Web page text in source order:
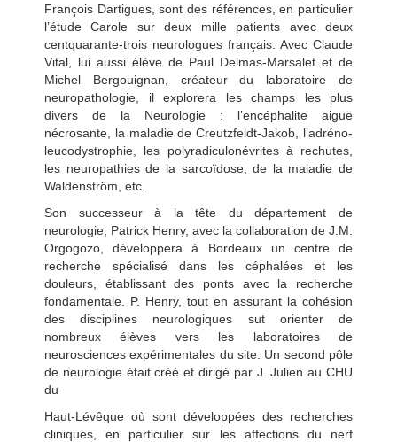
François Dartigues, sont des références, en particulier
l’étude Carole sur deux mille patients avec deux
centquarante-trois neurologues français. Avec Claude
Vital, lui aussi élève de Paul Delmas-Marsalet et de
Michel Bergouignan, créateur du laboratoire de
neuropathologie, il explorera les champs les plus
divers de la Neurologie : l’encéphalite aiguë
nécrosante, la maladie de Creutzfeldt-Jakob, l’adréno-
leucodystrophie, les polyradiculonévrites à rechutes,
les neuropathies de la sarcoïdose, de la maladie de
Waldenström, etc.
Son successeur à la tête du département de
neurologie, Patrick Henry, avec la collaboration de J.M.
Orgogozo, développera à Bordeaux un centre de
recherche spécialisé dans les céphalées et les
douleurs, établissant des ponts avec la recherche
fondamentale. P. Henry, tout en assurant la cohésion
des disciplines neurologiques sut orienter de
nombreux élèves vers les laboratoires de
neurosciences expérimentales du site. Un second pôle
de neurologie était créé et dirigé par J. Julien au CHU
du
Haut-Lévêque où sont développées des recherches
cliniques, en particulier sur les affections du nerf